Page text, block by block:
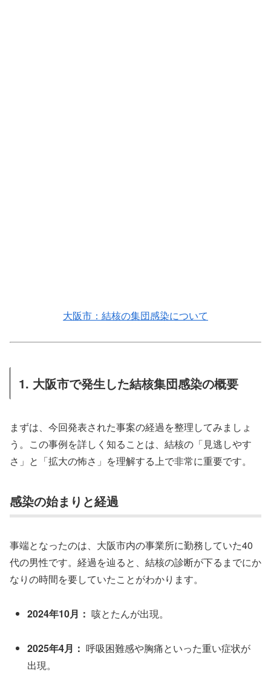
大阪市：結核の集団感染について
1. 大阪市で発生した結核集団感染の概要
まずは、今回発表された事案の経過を整理してみましょ
う。この事例を詳しく知ることは、結核の「見逃しやす
さ」と「拡大の怖さ」を理解する上で非常に重要です。
感染の始まりと経過
事端となったのは、大阪市内の事業所に勤務していた40
代の男性です。経過を辿ると、結核の診断が下るまでにか
なりの時間を要していたことがわかります。
2024年10月： 咳とたんが出現。
2025年4月： 呼吸困難感や胸痛といった重い症状が
出現。